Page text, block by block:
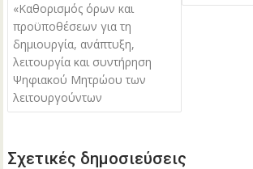
«Καθορισμός όρων και
προϋποθέσεων για τη
δημιουργία, ανάπτυξη,
λειτουργία και συντήρηση
Ψηφιακού Μητρώου των
λειτουργούντων
Σχετικές δημοσιεύσεις